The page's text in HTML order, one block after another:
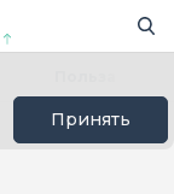
Принять